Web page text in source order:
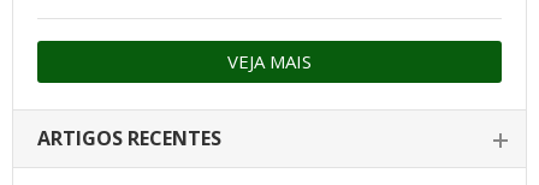
VEJA MAIS
ARTIGOS RECENTES